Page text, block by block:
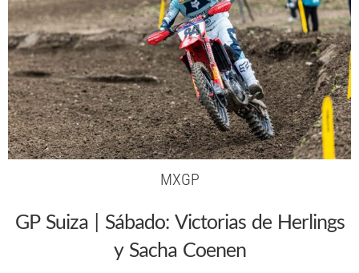
MXGP
GP Suiza | Sábado: Victorias de Herlings
y Sacha Coenen